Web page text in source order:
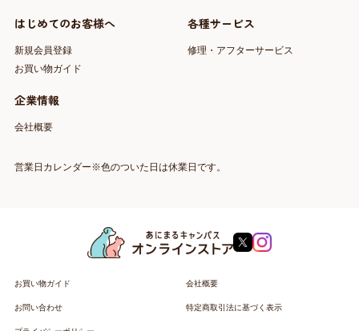
はじめてのお客様へ
新規会員登録
お買い物ガイド
各種サービス
修理・アフターサービス
企業情報
会社概要
営業日カレンダー※色のついた日は休業日です。
お買い物ガイド 会社概要
お問い合わせ 特定商取引法に基づく表示